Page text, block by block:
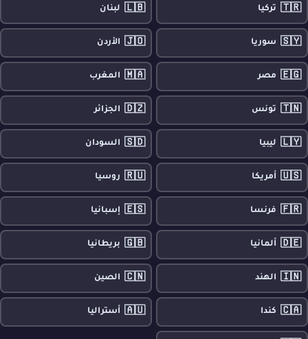
🇹🇷 تركيا 🇱🇧 لبنان
🇸🇾 سوريا 🇯🇴 الأردن
🇪🇬 مصر 🇲🇦 المغرب
🇹🇳 تونس 🇩🇿 الجزائر
🇱🇾 ليبيا 🇸🇩 السودان
🇺🇸 أمريكا 🇷🇺 روسيا
🇫🇷 فرنسا 🇪🇸 إسبانيا
🇩🇪 ألمانيا 🇬🇧 بريطانيا
🇮🇳 الهند 🇨🇳 الصين
🇨🇦 كندا 🇦🇺 أستراليا